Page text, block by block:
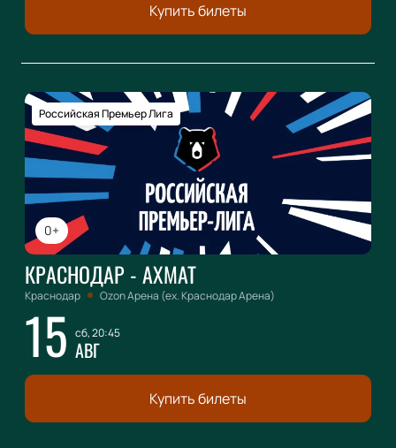
Купить билеты
0+
Российская Премьер Лига
КРАСНОДАР - АХМАТ
Краснодар Ozon Арена (ex. Краснодар Арена)
15 сб, 20:45
АВГ
Купить билеты